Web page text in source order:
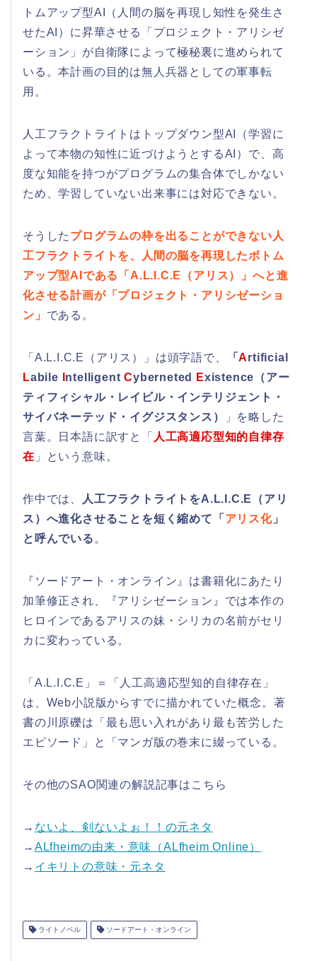
トムアップ型AI（人間の脳を再現し知性を発生さ
せたAI）に昇華させる「プロジェクト・アリシゼ
ーション」が自衛隊によって極秘裏に進められて
いる。本計画の目的は無人兵器としての軍事転
用。
人工フラクトライトはトップダウン型AI（学習に
よって本物の知性に近づけようとするAI）で、高
度な知能を持つがプログラムの集合体でしかない
ため、学習していない出来事には対応できない。
そうした プログラムの枠を出ることができない人
工フラクトライトを、人間の脳を再現したボトム
アップ型AIである「A.L.I.C.E（アリス）」へと進
化させる計画が「プロジェクト・アリシゼーショ
ン」 である。
「A.L.I.C.E（アリス）」は頭字語で、 「Artificial
Labile ntelligentCyberneted Existence（アー
ティフィシャル・レイビル・インテリジェント・
サイバネーテッド・イグジスタンス）
」を略した
言葉。日本語に訳すと「 人工高適応型知的自律存
在 」という意味。
作中では、
人工フラクトライトをA.L.I.C.E（アリ
ス）へ進化させることを短く縮めて「 アリス化」
と呼んでいる 。
『ソードアート・オンライン』は書籍化にあたり
加筆修正され、『アリシゼーション』では本作の
ヒロインであるアリスの妹・シリカの名前がセリ
カに変わっている。
「A.L.I.C.E」＝「人工高適応型知的自律存在」
は、Web小説版からすでに描かれていた概念。著
書の川原礫は「最も思い入れがあり最も苦労した
エピソード」と「マンガ版の巻末に綴っている。
その他のSAO関連の解説記事はこちら
→ ないよ、剣ないよぉ！！の元ネタ
→ ALfheimの由来・意味（ALfheim Online）
→ イキリトの意味・元ネタ
ライトノベル ソードアート・オンライン